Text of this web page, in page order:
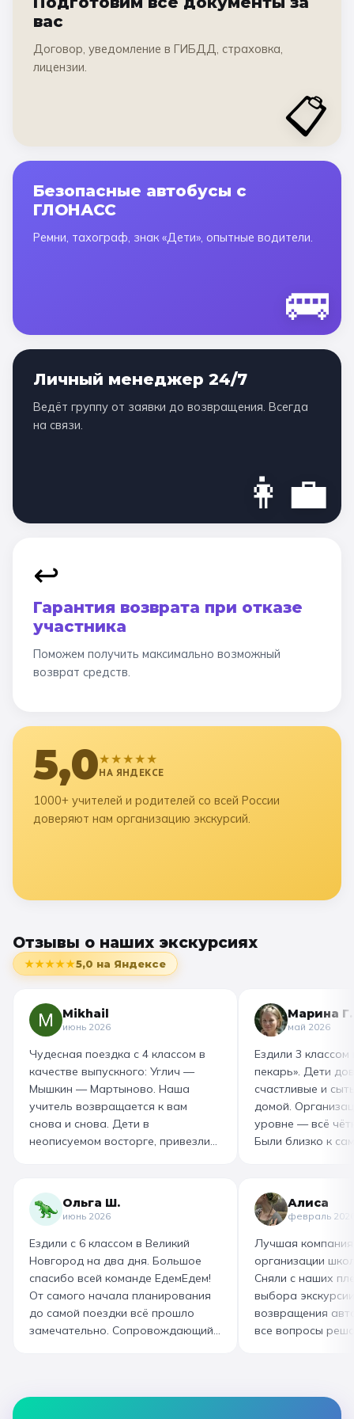
вас
Договор, уведомление в ГИБДД, страховка,
лицензии.
📋
Безопасные автобусы с
ГЛОНАСС
Ремни, тахограф, знак «Дети», опытные водители.
🚌
Личный менеджер 24/7
Ведёт группу от заявки до возвращения. Всегда
на связи.
👩‍💼
↩️
Гарантия возврата при отказе
участника
Поможем получить максимально возможный
возврат средств.
5,0★★★★★
НА ЯНДЕКСЕ
1000+ учителей и родителей со всей России
доверяют нам организацию экскурсий.
Отзывы о наших экскурсиях
★★★★★5,0 на Яндексе
Mikhail
июнь 2026
Чудесная поездка с 4 классом в
качестве выпускного: Углич —
Мышкин — Мартыново. Наша
учитель возвращается к вам
снова и снова. Дети в
неописуемом восторге, привезли
маршрут для себя, настолько
интересно и насыщенно было.
Огромная благодарность
организатору! Вы лучшие: от
выбора супер-маршрута, питания,
гостиницы, тайминга, до
интересного экскурсовода и
приятного водителя. Всё на
высшем уровне 👌
Марина Г.
май 2026
Ездили 3 классом
пекарь». Дети
счастливые и
домой.
уровне — всё
Были близко к
гигантский
изготовили
слоёного теста,
со скоморохом,
загадками. В
горячие
производстве
вкусный и
Ольга Ш.
июнь 2026
Ездили с 6 классом в Великий
Новгород на два дня. Большое
спасибо всей команде ЕдемЕдем!
От самого начала планирования
до самой поездки всё прошло
замечательно. Сопровождающий
чистые, комфортные, отель и
Алиса
февраль
Лучшая
организации
Сняли с наших
выбора
возвращения
все вопросы
которая